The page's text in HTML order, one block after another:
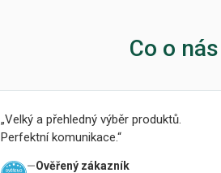
Co o
Velký a přehledný výběr produktů.
Perfektní komunikace.
Ověřený zákazník